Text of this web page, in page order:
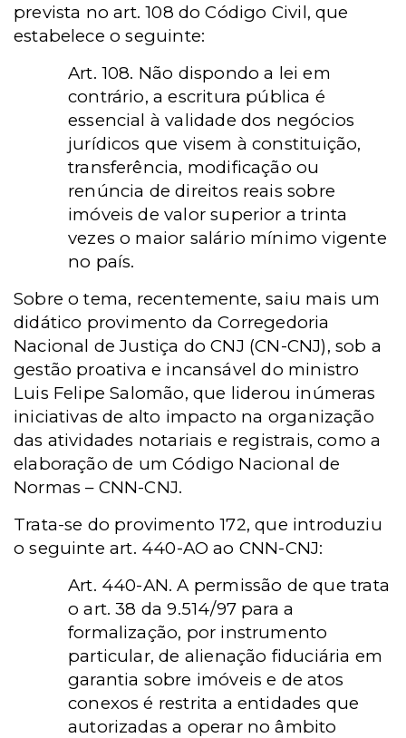
prevista no art. 108 do Código Civil, que
estabelece o seguinte:
Art. 108. Não dispondo a lei em
contrário, a escritura pública é
essencial à validade dos negócios
jurídicos que visem à constituição,
transferência, modificação ou
renúncia de direitos reais sobre
imóveis de valor superior a trinta
vezes o maior salário mínimo vigente
no país.
Sobre o tema, recentemente, saiu mais um
didático provimento da Corregedoria
Nacional de Justiça do CNJ (CN-CNJ), sob a
gestão proativa e incansável do ministro
Luis Felipe Salomão, que liderou inúmeras
iniciativas de alto impacto na organização
das atividades notariais e registrais, como a
elaboração de um Código Nacional de
Normas – CNN-CNJ.
Trata-se do provimento 172, que introduziu
o seguinte art. 440-AO ao CNN-CNJ:
Art. 440-AN. A permissão de que trata
o art. 38 da 9.514/97 para a
formalização, por instrumento
particular, de alienação fiduciária em
garantia sobre imóveis e de atos
conexos é restrita a entidades que
autorizadas a operar no âmbito